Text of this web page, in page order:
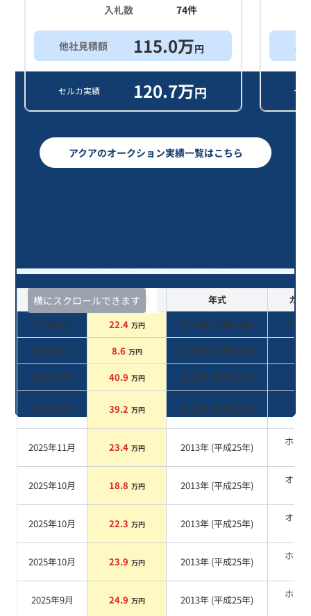
入札数
74件
他社見積額 115.0万円
セルカ実績 120.7万円 セ
アクアのオークション実績一覧はこちら
横にスクロールできます
査定時期 セルカ実績 年式
カラ
2026年8月
22.4 万円 2013年 (平成25年)
グレー
2026年7月
8.6 万円 2013年 (平成25年)
ブルー
2026年2月
40.9 万円 2013年 (平成25年) パール
2026年1月 39.2 万円 2013年 (平成25年)
シル
2025年11月 23.4 万円 2013年 (平成25年)
ホワ
2025年10月 18.8 万円 2013年 (平成25年)
オレ
2025年10月 22.3 万円 2013年 (平成25年)
オレ
2025年10月 23.9 万円 2013年 (平成25年)
ホワ
2025年9月 24.9 万円 2013年 (平成25年)
ホワ